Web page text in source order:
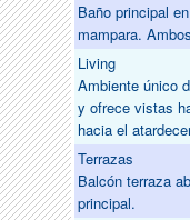
Baño principal
mampara.
Living
Ambiente único
y ofrece vistas
hacia el
Terrazas
Balcón terraza
principal.